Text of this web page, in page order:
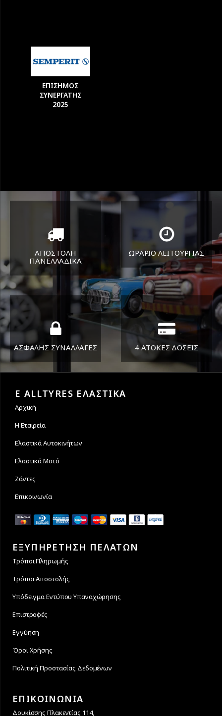
ΕΠΙΣΗΜΟΣ
ΣΥΝΕΡΓΑΤΗΣ
2025
ΑΠΟΣΤΟΛΗ
ΠΑΝΕΛΛΑΔΙΚA
Όπου και αν είστε θα σας
στείλουμε τα ελαστικά σας
ΩΡΑΡΙΟ ΛΕΙΤΟΥΡΓΙΑΣ
ΔΕΥ-ΠΑΡ 8:30-17:30
ΣΑΒ 8:30-13:30
ΑΣΦΑΛΗΣ ΣΥΝΑΛΛΑΓΕΣ 4 ΑΤΟΚΕΣ ΔΟΣΕΙΣ
E ALLTYRES ΕΛΑΣΤΙΚΑ
Αρχική
Η Εταιρεία
Ελαστικά Αυτοκινήτων
Ελαστικά Μοτό
Ζάντες
Επικοινωνία
ΕΞΥΠΗΡΕΤΗΣΗ ΠΕΛΑΤΩΝ
Τρόποι Πληρωμής
Τρόποι Αποστολής
Υπόδειγμα Εντύπου Υπαναχώρησης
Επιστροφές
Εγγύηση
Όροι Χρήσης
Πολιτική Προστασίας Δεδομένων
ΕΠΙΚΟΙΝΩΝΙΑ
Δουκίσσης Πλακεντίας 114,